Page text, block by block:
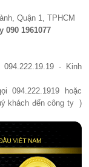
Quận 1, TPHCM
1961077​
- Kinh
hoặc
khách đến công ty )